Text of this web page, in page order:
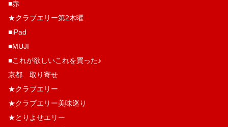
■赤
★クラブエリー第2木曜
■iPad
■MUJI
■これが欲しいこれを買った♪
京都 取り寄せ
★クラブエリー
★クラブエリー美味巡り
★とりよせエリー